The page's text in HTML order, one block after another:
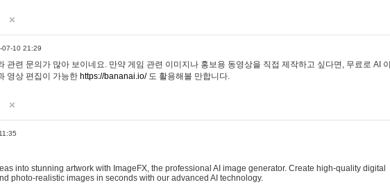
07-10 21:29
관련 문의가 많아 보이네요. 만약 게임 관련 이미지나 홍보용 동영상을 직접 제작하고 싶다면, 무료로 AI 이
영상 편집이 가능한 https://bananai.io/도 활용해볼 만합니다.
into stunning artwork with ImageFX, the professional AI image generator. Create high-quality digital
photo-realistic images in seconds with our advanced AI technology.